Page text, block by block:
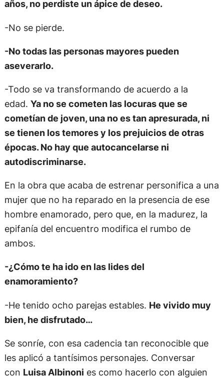
años, no perdiste un ápice de deseo.
-No se pierde.
-No todas las personas mayores pueden
aseverarlo.
-Todo se va transformando de acuerdo a la
edad. Ya no se cometen las locuras que se
cometían de joven, una no es tan apresurada, ni
se tienen los temores y los prejuicios de otras
épocas. No hay que autocancelarse ni
autodiscriminarse.
En la obra que acaba de estrenar personifica a una
mujer que no ha reparado en la presencia de ese
hombre enamorado, pero que, en la madurez, la
epifanía del encuentro modifica el rumbo de
ambos.
-¿Cómo te ha ido en las lides del
enamoramiento?
-He tenido ocho parejas estables. He vivido muy
bien, he disfrutado…
Se sonríe, con esa cadencia tan reconocible que
les aplicó a tantísimos personajes. Conversar
con Luisa Albinoni es como hacerlo con alguien